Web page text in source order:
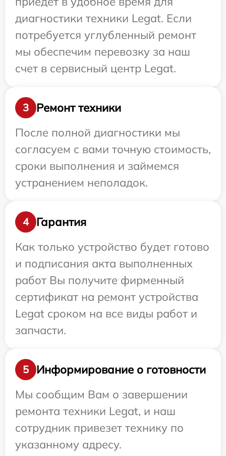
диагностики техники Legat. Если
потребуется углубленный ремонт
мы обеспечим перевозку за наш
счет в сервисный центр Legat.
3
Ремонт техники
После полной диагностики мы
согласуем с вами точную стоимость,
сроки выполнения и займемся
устранением неполадок.
4
Гарантия
Как только устройство будет готово
и подписания акта выполненных
работ Вы получите фирменный
сертификат на ремонт устройства
Legat сроком на все виды работ и
запчасти.
5
Информирование о готовности
Мы сообщим Вам о завершении
ремонта техники Legat, и наш
сотрудник привезет технику по
указанному адресу.